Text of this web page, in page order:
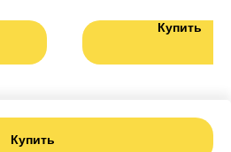
Купить
Купить